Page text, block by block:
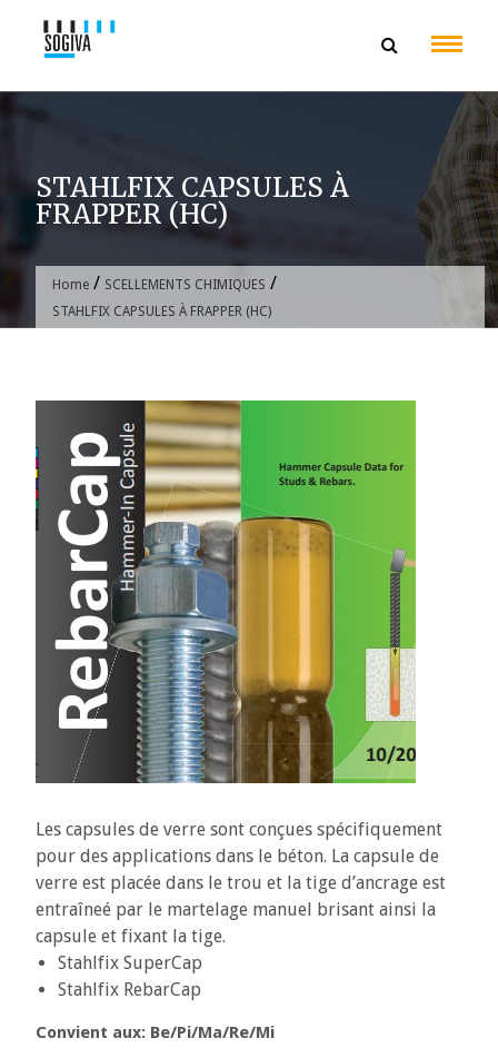
content
STAHLFIX CAPSULES À
FRAPPER (HC)
Home / SCELLEMENTS CHIMIQUES /
STAHLFIX CAPSULES À FRAPPER (HC)
Les capsules de verre sont conçues spécifiquement
pour des applications dans le béton. La capsule de
verre est placée dans le trou et la tige d’ancrage est
entraîneé par le martelage manuel brisant ainsi la
capsule et fixant la tige.
Stahlfix SuperCap
Stahlfix RebarCap
Convient aux: Be/Pi/Ma/Re/Mi